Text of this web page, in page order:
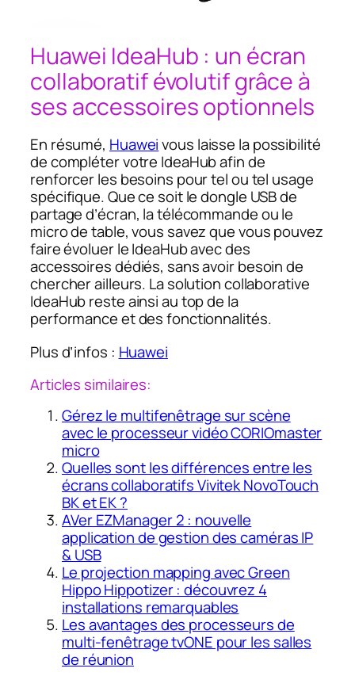
Huawei IdeaHub : un écran
collaboratif évolutif grâce à
ses accessoires optionnels
En résumé, Huaweivous laisse la possibilité
de compléter votre IdeaHub afin de
renforcer les besoins pour tel ou tel usage
spécifique. Que ce soit le dongle USB de
partage d’écran, la télécommande ou le
micro de table, vous savez que vous pouvez
faire évoluer le IdeaHub avec des
accessoires dédiés, sans avoir besoin de
chercher ailleurs. La solution collaborative
IdeaHub reste ainsi au top de la
performance et des fonctionnalités.
Plus d’infos : Huawei
Articles similaires:
Gérez le multifenêtrage sur scène
avec le processeur vidéo CORIOmaster
micro
Quelles sont les différences entre les
écrans collaboratifs Vivitek NovoTouch
BK et EK ?
AVer EZManager 2 : nouvelle
application de gestion des caméras IP
& USB
Le projection mapping avec Green
Hippo Hippotizer : découvrez 4
installations remarquables
Les avantages des processeurs de
multi-fenêtrage tvONE pour les salles
de réunion